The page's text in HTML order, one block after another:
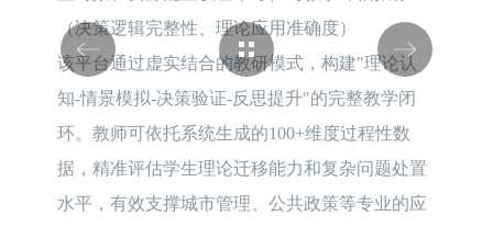
（决策逻辑完整性、理论应用准确度）
该平台通过虚实结合的教研模式，构建"理论认
知-情景模拟-决策验证-反思提升"的完整教学闭
环。教师可依托系统生成的100+维度过程性数
据，精准评估学生理论迁移能力和复杂问题处置
水平，有效支撑城市管理、公共政策等专业的应